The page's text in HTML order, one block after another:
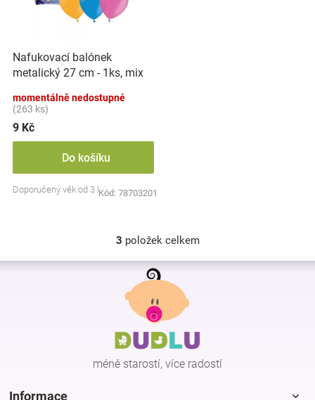
Nafukovací balónek
metalický 27 cm - 1ks, mix
momentálně nedostupné
(263 ks)
9 Kč
Do košíku
Doporučený věk od 3 letKód: 78703201
O
v
l
d
a
c
í
p
r
3 položek celkem
Z
méně starostí, více radostí
Informace